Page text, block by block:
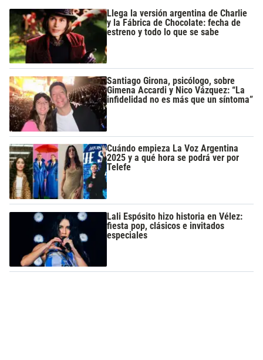
Llega la versión argentina de Charlie
y la Fábrica de Chocolate: fecha de
estreno y todo lo que se sabe
Santiago Girona, psicólogo, sobre
Gimena Accardi y Nico Vázquez: “La
infidelidad no es más que un síntoma”
Cuándo empieza La Voz Argentina
2025 y a qué hora se podrá ver por
Telefe
Lali Espósito hizo historia en Vélez:
fiesta pop, clásicos e invitados
especiales